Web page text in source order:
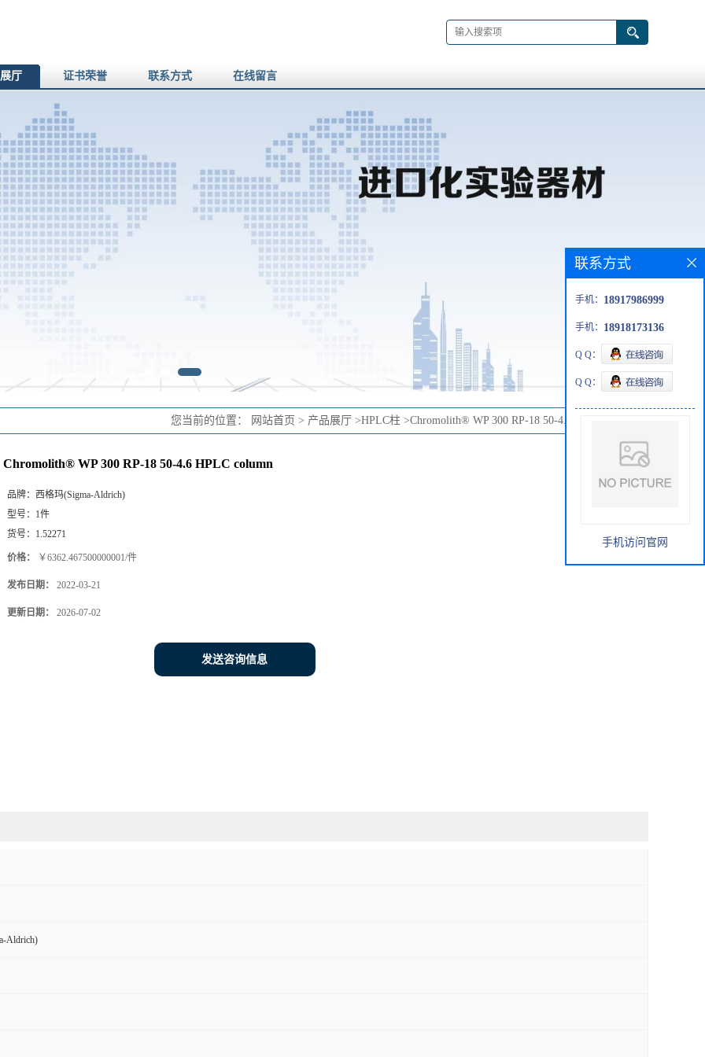
厅 证书荣誉 联系方式 在线留言
您当前的位置： 网站首页 > 产品展厅 >HPLC柱 >Chromolith® WP 300 RP-18 50-4.6 HPLC column
Chromolith® WP 300 RP-18 50-4.6 HPLC column
品牌： 西格玛(Sigma-Aldrich)
型号： 1件
货号： 1.52271
价格： ￥6362.467500000001/件
发布日期： 2022-03-21
更新日期： 2026-07-02
发送咨询信息
Aldrich)
联系方式
手机： 18917986999
手机： 18918173136
Q Q：
Q Q：
手机访问官网